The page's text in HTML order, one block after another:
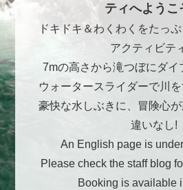
ティへようこ
ドキドキ＆わくわくをたっ
アクティビテ
7mの高さから滝つぼにダイ
ウォータースライダーで川を
豪快な水しぶきに、冒険心
違いなし!
An English page is
Please check the staff blog
Booking is available